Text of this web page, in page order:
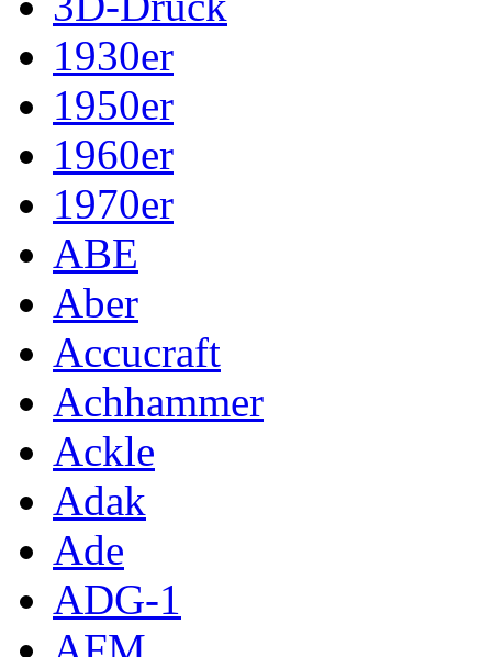
1930er
1950er
1960er
1970er
ABE
Aber
Accucraft
Achhammer
Ackle
Adak
Ade
ADG-1